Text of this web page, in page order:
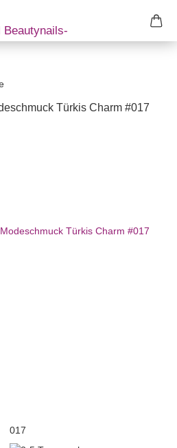
Türkis Charm #017
017